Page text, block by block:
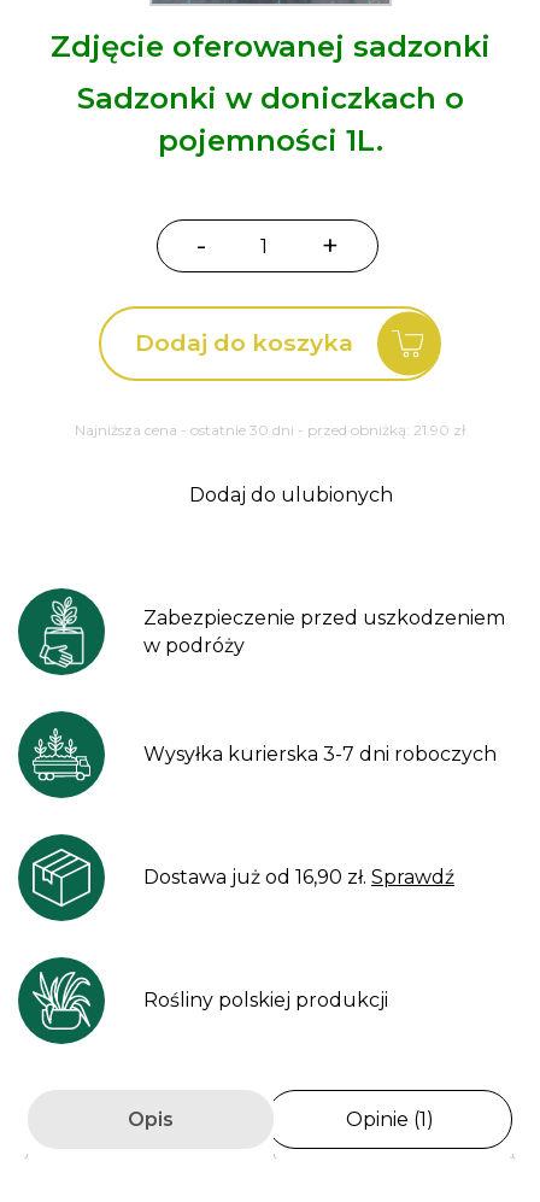
Zdjęcie oferowanej sadzonki
Sadzonki w doniczkach o
pojemności 1L.
-
ilość
Carrot
Cake
+
Dodaj do koszyka
Najniższa cena - ostatnie 30 dni - przed obniżką: 21.90 zł
Dodaj do ulubionych
Zabezpieczenie przed uszkodzeniem
w podróży
Wysyłka kurierska 3-7 dni roboczych
Dostawa już od 16,90 zł. Sprawdź
Rośliny polskiej produkcji
Opis Opinie (1)